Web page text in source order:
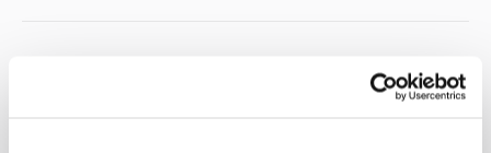
Hvilke forsikringer bør en bedrift ha?